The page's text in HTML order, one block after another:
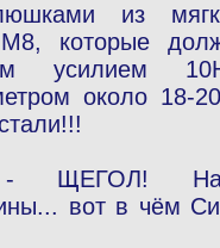
из
которые
усилием
около 18-
- ЩЕГОЛ!
вот в чём